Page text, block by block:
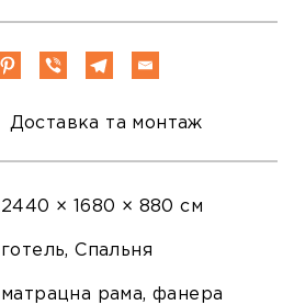
Доставка та монтаж
2440 × 1680 × 880 см
готель, Спальня
матрацна рама, фанера